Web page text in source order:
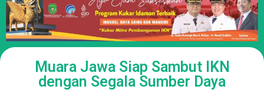
Muara Jawa Siap Sambut IKN
dengan Segala Sumber Daya